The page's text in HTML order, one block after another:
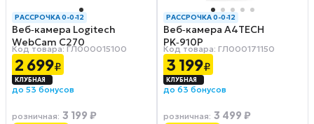
РАССРОЧКА 0-0-12
Веб‑камера Logitech
WebCam C270
Код товара: ГЛ000015100
2 699₽
до 53 бонусов
розничная: 3 199 ₽
РАССРОЧКА 0-0-12
Веб‑камера A4TECH
PK‑910P
Код товара: ГЛ000171150
3 199₽
до 63 бонусов
розничная: 3 499 ₽